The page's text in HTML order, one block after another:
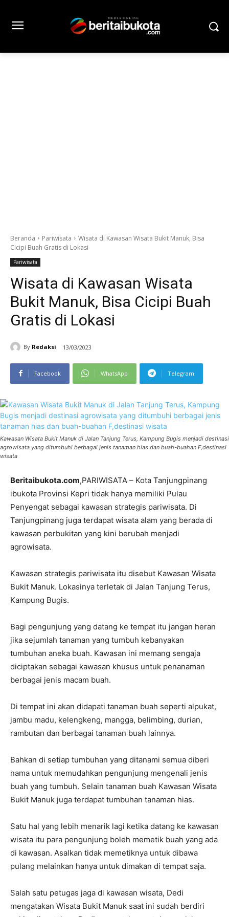
Beranda Pariwisata
Wisata di Kawasan Wisata Bukit Manuk, Bisa
Cicipi Buah Gratis di Lokasi
Pariwisata
Wisata di Kawasan Wisata
Bukit Manuk, Bisa Cicipi Buah
Gratis di Lokasi
By Redaksi 13/03/2023
Facebook WhatsApp Telegram
Kawasan Wisata Bukit Manuk di Jalan Tanjung Terus, Kampung Bugis menjadi destinasi
agrowisata yang ditumbuhi berbagai jenis tanaman hias dan buah-buahan F,destinasi
wisata
Beritaibukota.com,PARIWISATA – Kota Tanjungpinang
ibukota Provinsi Kepri tidak hanya memiliki Pulau
Penyengat sebagai kawasan strategis pariwisata. Di
Tanjungpinang juga terdapat wisata alam yang berada di
kawasan perbukitan yang kini berubah menjadi
agrowisata.
Kawasan strategis pariwisata itu disebut Kawasan Wisata
Bukit Manuk. Lokasinya terletak di Jalan Tanjung Terus,
Kampung Bugis.
Bagi pengunjung yang datang ke tempat itu jangan heran
jika sejumlah tanaman yang tumbuh kebanyakan
tumbuhan aneka buah. Kawasan ini memang sengaja
diciptakan sebagai kawasan khusus untuk penanaman
berbagai jenis macam buah.
Di tempat ini akan didapati tanaman buah seperti alpukat,
jambu madu, kelengkeng, mangga, belimbing, durian,
rambutan dan berbagai tanaman buah lainnya.
Bahkan di setiap tumbuhan yang ditanami semua diberi
nama untuk memudahkan pengunjung mengenali jenis
buah yang tumbuh. Selain tanaman buah Kawasan Wisata
Bukit Manuk juga terdapat tumbuhan tanaman hias.
Satu hal yang lebih menarik lagi ketika datang ke kawasan
wisata itu para pengunjung boleh memetik buah yang ada
di kawasan. Asalkan tidak memetiknya untuk dibawa
pulang melainkan hanya untuk dimakan di tempat saja.
Salah satu petugas jaga di kawasan wisata, Dedi
mengatakan Wisata Bukit Manuk saat ini sudah berdiri